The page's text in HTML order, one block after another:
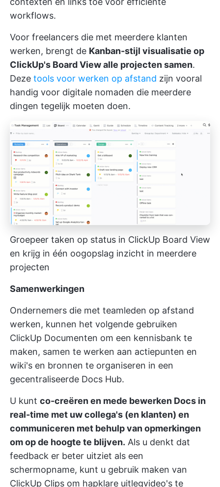
workflows.
Voor freelancers die met meerdere klanten
werken, brengt de Kanban-stijl visualisatie op
ClickUp's Board View alle projecten samen.
Deze tools voor werken op afstand zijn vooral
handig voor digitale nomaden die meerdere
dingen tegelijk moeten doen.
Groepeer taken op status in ClickUp Board View
en krijg in één oogopslag inzicht in meerdere
projecten
Samenwerkingen
Ondernemers die met teamleden op afstand
werken, kunnen het volgende gebruiken
ClickUp Documenten om een kennisbank te
maken, samen te werken aan actiepunten en
wiki's en bronnen te organiseren in een
gecentraliseerde Docs Hub.
U kunt co-creëren en mede bewerken Docs in
real-time met uw collega's (en klanten) en
communiceren met behulp van opmerkingen
om op de hoogte te blijven. Als u denkt dat
feedback er beter uitziet als een
schermopname, kunt u gebruik maken van
ClickUp Clips om hapklare uitlegvideo's te